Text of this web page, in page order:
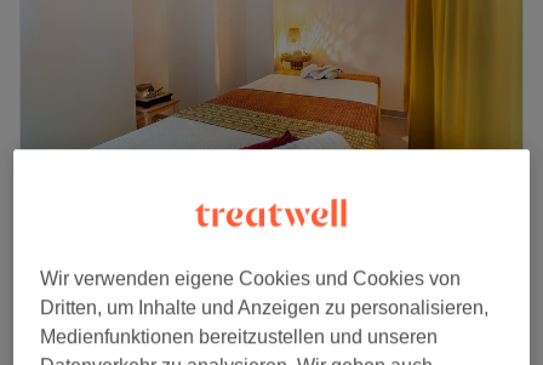
Thong Bai - Ohmstraße
3890 Bewertungen
Schwabing, München
Auf Karte anzeigen
Sportmassage - Thai Sportmassage
1 Std. - 1 Std. 30 Min.
ab 69 €
Schnellansicht Saloninfos
Wir verwenden eigene Cookies und Cookies von
Dritten, um Inhalte und Anzeigen zu personalisieren,
Medienfunktionen bereitzustellen und unseren